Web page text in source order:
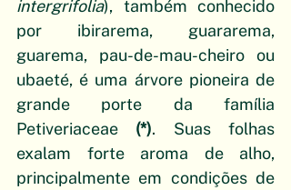
intergrifolia), também conhecido
por ibirarema, guararema,
guarema, pau-de-mau-cheiro ou
ubaeté, é uma árvore pioneira de
grande porte da família
Petiveriaceae (*). Suas folhas
exalam forte aroma de alho,
principalmente em condições de